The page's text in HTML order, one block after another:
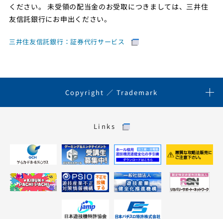
ください。 未受領の配当金のお受取につきましては、三井住
友信託銀行にお申出ください。
三井住友信託銀行：証券代行サービス
Copyright ／ Trademark
Links